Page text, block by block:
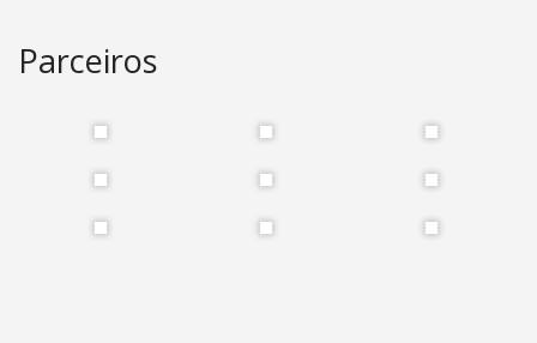
Parceiros